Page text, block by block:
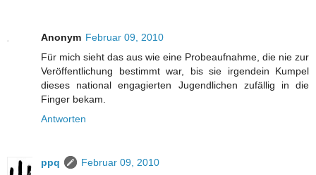
Anonym Februar 09, 2010
Für mich sieht das aus wie eine Probeaufnahme, die nie zur
Veröffentlichung bestimmt war, bis sie irgendein Kumpel
dieses national engagierten Jugendlichen zufällig in die
Finger bekam.
Antworten
ppq
Februar 09, 2010